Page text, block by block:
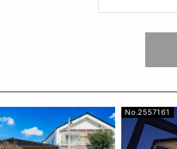
No.2557161